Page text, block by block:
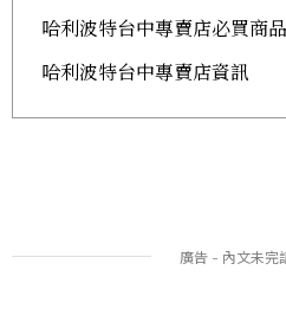
哈利波特台中專賣店必買商
哈利波特台中專賣店資訊